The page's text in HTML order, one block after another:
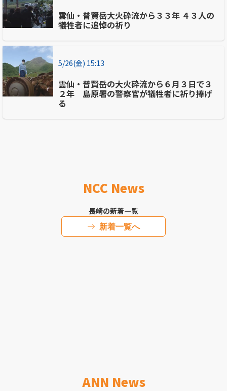
雲仙・普賢岳大火砕流から３３年 ４３人の
犠牲者に追悼の祈り
5/26(金) 15:13
雲仙・普賢岳の大火砕流から６月３日で３
２年 島原署の警察官が犠牲者に祈り捧げ
る
NCC News
長崎の新着一覧
新着一覧へ
ANN News